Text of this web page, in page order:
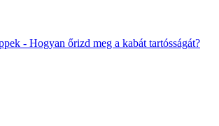
- Hogyan őrizd meg a kabát tartósságát?